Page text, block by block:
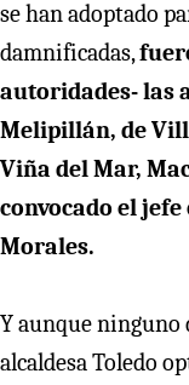
se han adoptado
damnificadas,
autoridades- las
Melipillán, de
Viña del Mar,
convocado el
Morales.
Y aunque ninguno
alcaldesa Toledo